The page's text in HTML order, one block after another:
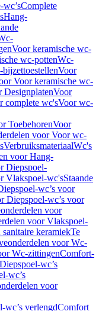
Complete
Hang-
Voor keramische wc-
wc-pottenWc-
Voor
Voor keramische wc-
DesignplatenVoor
complete wc'sVoor wc-
ToebehorenVoor
voor Voor wc-
VerbruiksmateriaalWc's
voor Hang-
Diepspoel-
Vlakspoel-wc'sStaande
wc’s voor
Diepspoel-wc’s voor
voor
voor Vlakspoel-
keramiekTe
voor Wc-
Wc-zittingenComfort-
Diepspoel-wc’s
wc’s
voor
wc’s verlengdComfort